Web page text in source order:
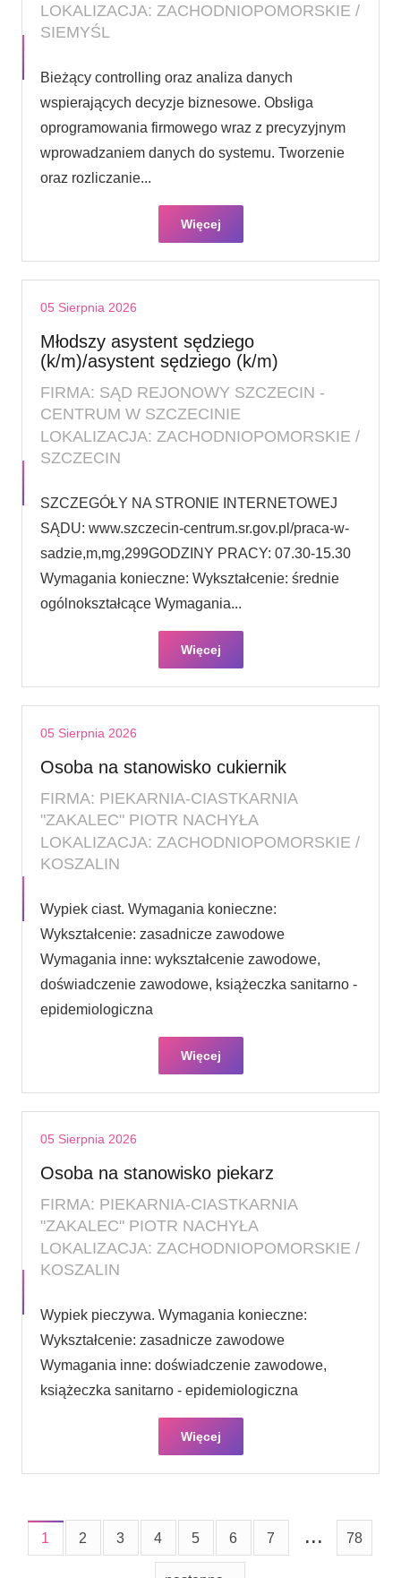
LOKALIZACJA: ZACHODNIOPOMORSKIE /
SIEMYŚL
Bieżący controlling oraz analiza danych
wspierających decyzje biznesowe. Obsłiga
oprogramowania firmowego wraz z precyzyjnym
wprowadzaniem danych do systemu. Tworzenie
oraz rozliczanie...
Więcej
05 Sierpnia 2026
Młodszy asystent sędziego
(k/m)/asystent sędziego (k/m)
FIRMA: SĄD REJONOWY SZCZECIN -
CENTRUM W SZCZECINIE
LOKALIZACJA: ZACHODNIOPOMORSKIE /
SZCZECIN
SZCZEGÓŁY NA STRONIE INTERNETOWEJ
SĄDU: www.szczecin-centrum.sr.gov.pl/praca-w-
sadzie,m,mg,299GODZINY PRACY: 07.30-15.30
Wymagania konieczne: Wykształcenie: średnie
ogólnokształcące Wymagania...
Więcej
05 Sierpnia 2026
Osoba na stanowisko cukiernik
FIRMA: PIEKARNIA-CIASTKARNIA
"ZAKALEC" PIOTR NACHYŁA
LOKALIZACJA: ZACHODNIOPOMORSKIE /
KOSZALIN
Wypiek ciast. Wymagania konieczne:
Wykształcenie: zasadnicze zawodowe
Wymagania inne: wykształcenie zawodowe,
doświadczenie zawodowe, książeczka sanitarno -
epidemiologiczna
Więcej
05 Sierpnia 2026
Osoba na stanowisko piekarz
FIRMA: PIEKARNIA-CIASTKARNIA
"ZAKALEC" PIOTR NACHYŁA
LOKALIZACJA: ZACHODNIOPOMORSKIE /
KOSZALIN
Wypiek pieczywa. Wymagania konieczne:
Wykształcenie: zasadnicze zawodowe
Wymagania inne: doświadczenie zawodowe,
książeczka sanitarno - epidemiologiczna
Więcej
1 2 3 4 5 6 7 ... 78